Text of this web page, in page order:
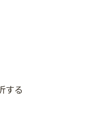
する